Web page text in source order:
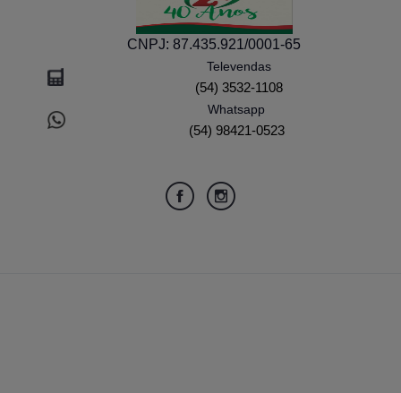
Efetue seu Login
CNPJ: 87.435.921/0001-65
Televendas
(54) 3532-1108
Whatsapp
(54) 98421-0523